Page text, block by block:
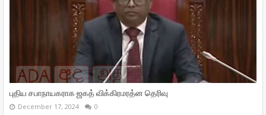
புதிய சபாநாயகராக ஜகத் விக்கிரமரத்ன தெரிவு
December 17, 2024 0